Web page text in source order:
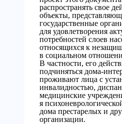
распространять свое
объекты,
государственные
для удовлетворения
потребностей слоев
относящихся к
в социальном
В частности, его
подчиняться дома-
проживают лица с
инвалидностью,
медицинские
я
дома престарелых и
организации.